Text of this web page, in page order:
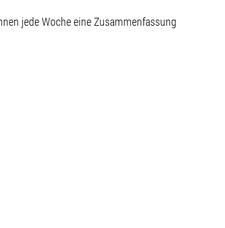
jede Woche eine Zusammenfassung